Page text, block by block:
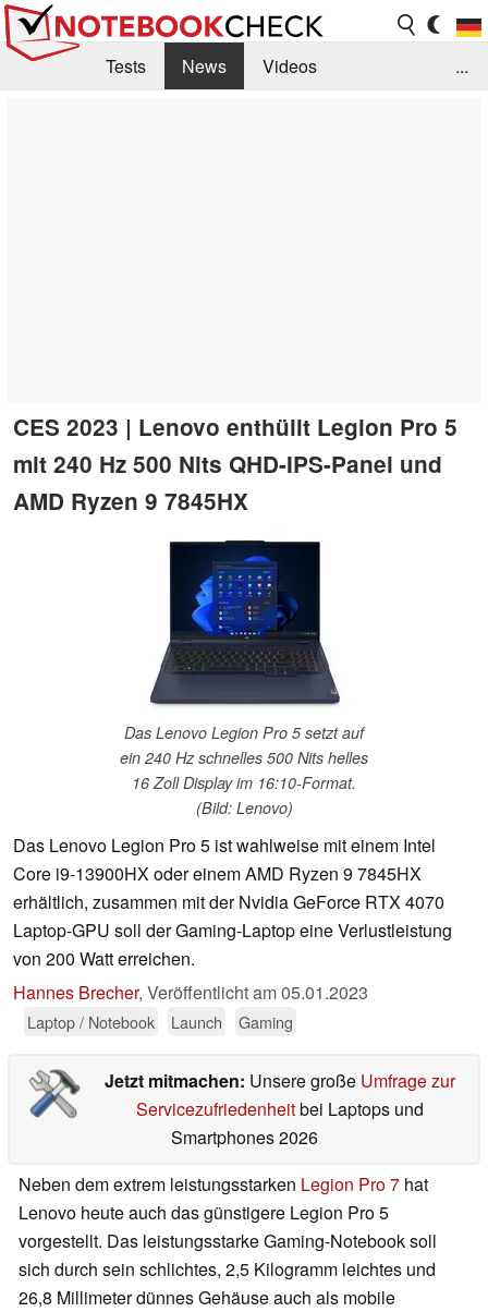
Tests News
Videos
...
CES 2023 | Lenovo enthüllt Legion Pro 5
mit 240 Hz 500 Nits QHD-IPS-Panel und
AMD Ryzen 9 7845HX
Das Lenovo Legion Pro 5 setzt auf
ein 240 Hz schnelles 500 Nits helles
16 Zoll Display im 16:10-Format.
(Bild: Lenovo)
Das Lenovo Legion Pro 5 ist wahlweise mit einem Intel
Core i9-13900HX oder einem AMD Ryzen 9 7845HX
erhältlich, zusammen mit der Nvidia GeForce RTX 4070
Laptop-GPU soll der Gaming-Laptop eine Verlustleistung
von 200 Watt erreichen.
Hannes Brecher, Veröffentlicht am05.01.2023
Laptop / Notebook Launch Gaming
Jetzt mitmachen: Unsere große Umfrage zur
Servicezufriedenheitbei Laptops und
Smartphones 2026
Neben dem extrem leistungsstarken Legion Pro 7 hat
Lenovo heute auch das günstigere Legion Pro 5
vorgestellt. Das leistungsstarke Gaming-Notebook soll
sich durch sein schlichtes, 2,5 Kilogramm leichtes und
26,8 Millimeter dünnes Gehäuse auch als mobile